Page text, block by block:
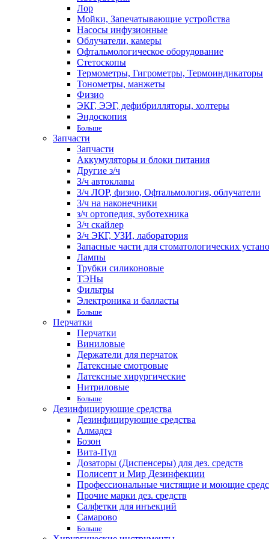
Лор
Мойки, Запечатывающие устройства
Насосы инфузионные
Облучатели, камеры
Офтальмологическое оборудование
Стетоскопы
Термометры, Гигрометры, Термоиндикаторы
Тонометры, манжеты
Физио
ЭКГ, ЭЭГ, дефибрилляторы, холтеры
Эндоскопия
Больше
Запчасти
Запчасти
Аккумуляторы и блоки питания
Другие з/ч
З/ч автоклавы
З/ч ЛОР, физио, Офтальмология, облучатели
З/ч на наконечники
з/ч ортопедия, зуботехника
З/ч скайлер
З/ч ЭКГ, УЗИ, лаборатория
Запасные части для стоматологических
Лампы
Трубки силиконовые
ТЭНы
Фильтры
Электроника и балласты
Больше
Перчатки
Перчатки
Виниловые
Держатели для перчаток
Латексные смотровые
Латексные хирургические
Нитриловые
Больше
Дезинфицирующие средства
Дезинфицирующие средства
Алмадез
Бозон
Вита-Пул
Дозаторы (Диспенсеры) для дез. средств
Полисепт и Мир Дезинфекции
Профессиональные чистящие и моющие
Прочие марки дез. средств
Салфетки для инъекций
Самарово
Больше